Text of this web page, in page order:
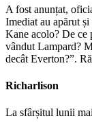
A fost anunțat,
Imediat au apărut
Kane acolo? De ce
vândut Lampard?
decât Everton?”.
Richarlison
La sfârșitul lunii